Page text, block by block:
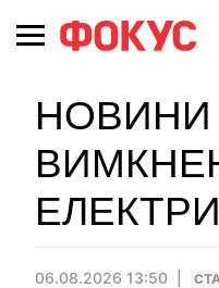
НОВИНИ
06.08.2026 13:50